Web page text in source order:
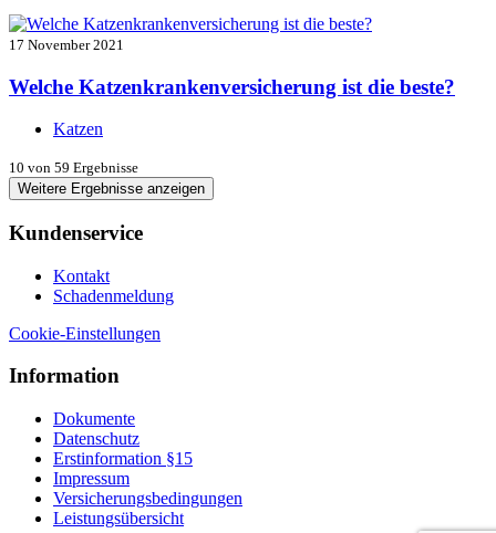
17 November 2021
Welche Katzenkrankenversicherung ist die beste?
Katzen
10 von 59 Ergebnisse
Weitere Ergebnisse anzeigen
Kundenservice
Kontakt
Schadenmeldung
Cookie-Einstellungen
Information
Dokumente
Datenschutz
Erstinformation §15
Impressum
Versicherungsbedingungen
Leistungsübersicht